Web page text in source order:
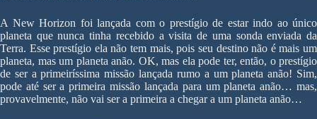
A New Horizon foi lançada com o prestígio de estar indo ao único
planeta que nunca tinha recebido a visita de uma sonda enviada da
Terra. Esse prestígio ela não tem mais, pois seu destino não é mais um
planeta, mas um planeta anão. OK, mas ela pode ter, então, o prestígio
de ser a primeiríssima missão lançada rumo a um planeta anão! Sim,
pode até ser a primeira missão lançada para um planeta anão… mas,
provavelmente, não vai ser a primeira a chegar a um planeta anão…